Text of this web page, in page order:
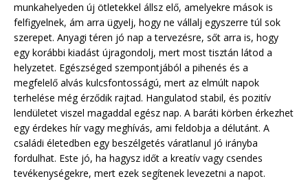
munkahelyeden új ötletekkel állsz elő, amelyekre mások is
felfigyelnek, ám arra ügyelj, hogy ne vállalj egyszerre túl sok
szerepet. Anyagi téren jó nap a tervezésre, sőt arra is, hogy
egy korábbi kiadást újragondolj, mert most tisztán látod a
helyzetet. Egészséged szempontjából a pihenés és a
megfelelő alvás kulcsfontosságú, mert az elmúlt napok
terhelése még érződik rajtad. Hangulatod stabil, és pozitív
lendületet viszel magaddal egész nap. A baráti körben érkezhet
egy érdekes hír vagy meghívás, ami feldobja a délutánt. A
családi életedben egy beszélgetés váratlanul jó irányba
fordulhat. Este jó, ha hagysz időt a kreatív vagy csendes
tevékenységekre, mert ezek segítenek levezetni a napot.